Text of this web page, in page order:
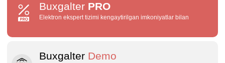
Buxgalter PRO
Elektron ekspert tizimi kengaytirilgan imkoniyatlar bilan
Buxgalter Demo